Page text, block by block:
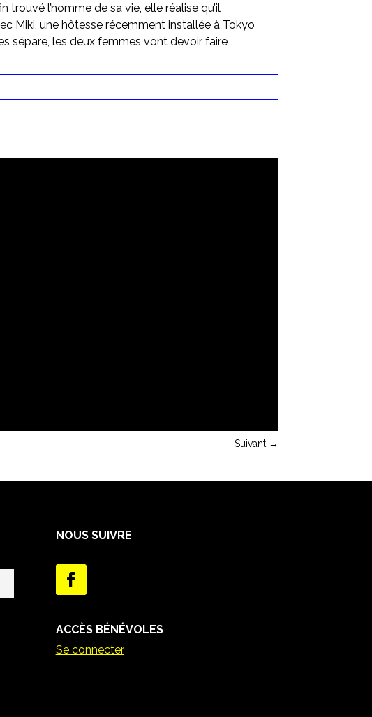
l’homme de sa vie, elle réalise qu’il
Miki, une hôtesse récemment installée à Tokyo
sépare, les deux femmes vont devoir faire
Suivant→
NOUS SUIVRE
ACCÈS BÉNÉVOLES
Se connecter